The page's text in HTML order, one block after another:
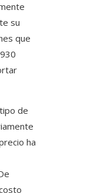
su
que
de
ha